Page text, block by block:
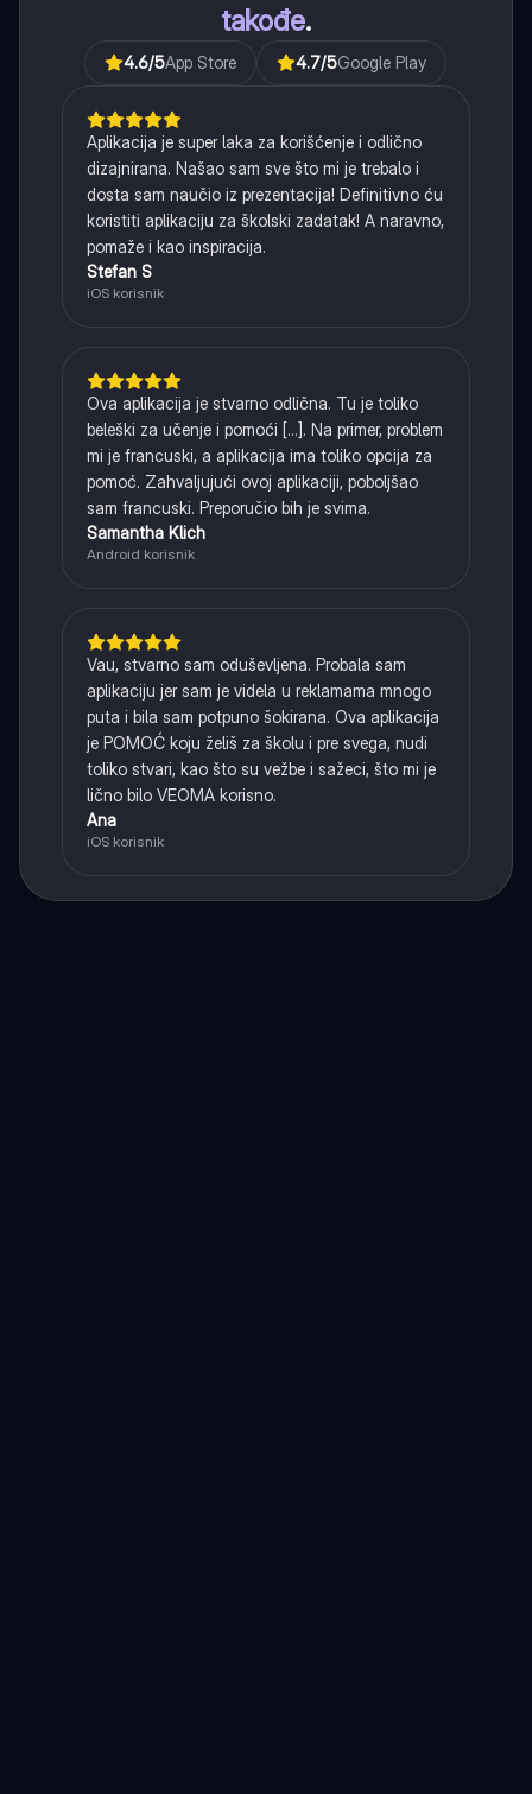
takođe.
4.6/5App Store 4.7/5Google Play
Aplikacija je super laka za korišćenje i odlično
dizajnirana. Našao sam sve što mi je trebalo i
dosta sam naučio iz prezentacija! Definitivno ću
koristiti aplikaciju za školski zadatak! A naravno,
pomaže i kao inspiracija.
Stefan S
iOS korisnik
Ova aplikacija je stvarno odlična. Tu je toliko
beleški za učenje i pomoći [...]. Na primer, problem
mi je francuski, a aplikacija ima toliko opcija za
pomoć. Zahvaljujući ovoj aplikaciji, poboljšao
sam francuski. Preporučio bih je svima.
Samantha Klich
Android korisnik
Vau, stvarno sam oduševljena. Probala sam
aplikaciju jer sam je videla u reklamama mnogo
puta i bila sam potpuno šokirana. Ova aplikacija
je POMOĆ koju želiš za školu i pre svega, nudi
toliko stvari, kao što su vežbe i sažeci, što mi je
lično bilo VEOMA korisno.
Ana
iOS korisnik